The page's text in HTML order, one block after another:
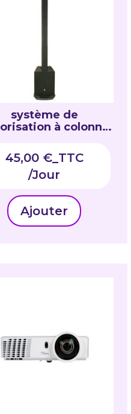
système de
à colonne
45,00 €_TTC
Ajouter